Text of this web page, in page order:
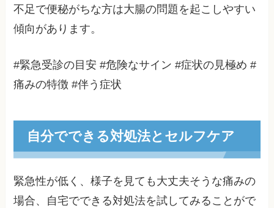
不足で便秘がちな方は大腸の問題を起こしやすい
傾向があります。
#緊急受診の目安 #危険なサイン #症状の見極め #
痛みの特徴 #伴う症状
自分でできる対処法とセルフケア
緊急性が低く、様子を見ても大丈夫そうな痛みの
場合、自宅でできる対処法を試してみることがで